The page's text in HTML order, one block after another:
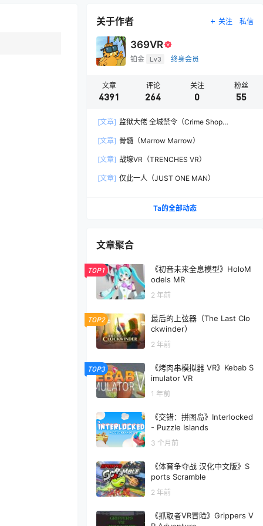
关于作者 关注 私信
369VR
铂金 Lv3 终身会员
文章
4391
评论
264
关注
0
粉丝
55
[文章] 监狱大佬 全城禁令（Crime Shop
[文章] 骨髓（Marrow Marrow）
[文章] 战壕VR（TRENCHES VR）
[文章] 仅此一人（JUST ONE MAN）
Ta的全部动态
文章聚合
TOP1
《初音未来全息模型》HoloM
odels MR
2 年前
TOP2
最后的上弦器（The Last Clo
ckwinder）
2 年前
TOP3
《烤肉串模拟器 VR》Kebab S
imulator VR
1 年前
《交错：拼图岛》Interlocked
- Puzzle Islands
3 个月前
《体育争夺战 汉化中文版》S
ports Scramble
2 年前
《抓取者VR冒险》Grippers V